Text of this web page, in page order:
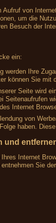
von
um die
Besuch der
ein:
werden Ihre
können Sie mit
Seite wird
Seitenaufrufen
Internet
von
haben.
und
Internet
Sie